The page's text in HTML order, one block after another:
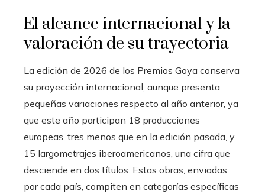
El alcance internacional y la
valoración de su trayectoria
La edición de 2026 de los Premios Goya conserva
su proyección internacional, aunque presenta
pequeñas variaciones respecto al año anterior, ya
que este año participan 18 producciones
europeas, tres menos que en la edición pasada, y
15 largometrajes iberoamericanos, una cifra que
desciende en dos títulos. Estas obras, enviadas
por cada país, compiten en categorías específicas